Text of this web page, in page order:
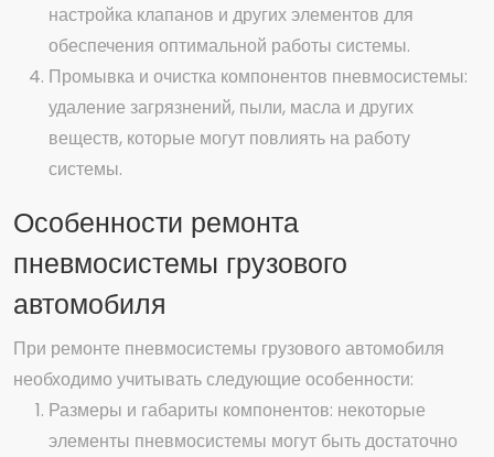
настройка клапанов и других элементов для
обеспечения оптимальной работы системы.
Промывка и очистка компонентов пневмосистемы:
удаление загрязнений, пыли, масла и других
веществ, которые могут повлиять на работу
системы.
Особенности ремонта
пневмосистемы грузового
автомобиля
При ремонте пневмосистемы грузового автомобиля
необходимо учитывать следующие особенности:
Размеры и габариты компонентов: некоторые
элементы пневмосистемы могут быть достаточно